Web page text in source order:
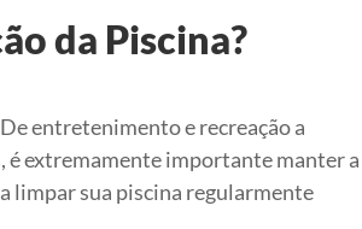
da Piscina?
entretenimento e recreação a
é extremamente importante manter a
limpar sua piscina regularmente